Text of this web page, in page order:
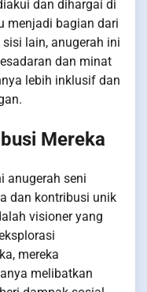
dan dihargai di
menjadi bagian dari
lain, anugerah ini
dan minat
lebih inklusif dan
Mereka
anugerah seni
dan kontribusi unik
visioner yang
mereka
melibatkan